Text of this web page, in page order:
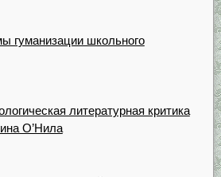
гуманизации школьного
литературная критика
О’Нила